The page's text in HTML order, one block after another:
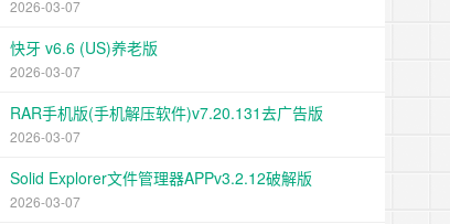
2026-03-07
快牙 v6.6 (US)养老版
2026-03-07
RAR手机版(手机解压软件)v7.20.131去广告版
2026-03-07
Solid Explorer文件管理器APPv3.2.12破解版
2026-03-07